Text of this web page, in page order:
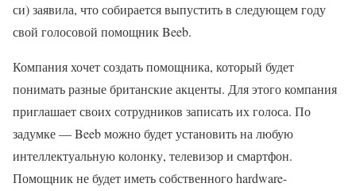
си) заявила, что собирается выпустить в следующем году
свой голосовой помощник Beeb.
Компания хочет создать помощника, который будет
понимать разные британские акценты. Для этого компания
приглашает своих сотрудников записать их голоса. По
задумке — Beeb можно будет установить на любую
интеллектуальную колонку, телевизор и смартфон.
Помощник не будет иметь собственного hardware-